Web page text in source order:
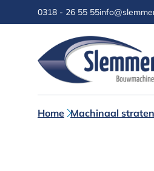
0318 - 26 55 55
Home Machinaal